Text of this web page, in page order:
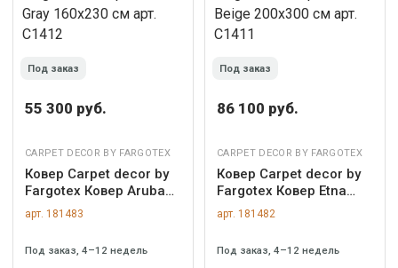
Под заказ
55 300 руб.
CARPET DECOR BY FARGOTEX
Ковер Carpet decor by
Fargotex Ковер Aruba
Gray 160х230 см арт.
C1412
арт. 181483
Под заказ, 4–12 недель
Под заказ
86 100 руб.
CARPET DECOR BY FARGOTEX
Ковер Carpet decor by
Fargotex Ковер Etna
Beige 200х300 см арт.
C1411
арт. 181482
Под заказ, 4–12 недель